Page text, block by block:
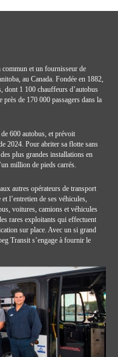
commun et un fournisseur de
au Canada. Fondée en 1882,
dont 1 100 chauffeurs d’autobus
près de 170 000 passagers dans la
600 autobus, et prévoit
2024. Pour abriter sa flotte sans
plus grandes installations en
million de pieds carrés.
autres opérateurs de transport
l’entretien de ses véhicules,
voitures, camions et véhicules
rares exploitants qui effectuent
sur place. Avec un si grand
Transit s’engage à fournir le